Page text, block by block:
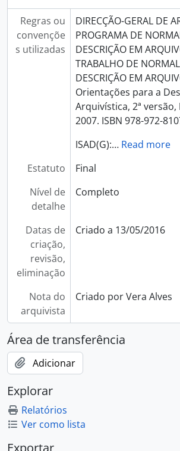
Regras ou
convençõe
s utilizadas
DIRECÇÃO-GERAL DE
PROGRAMA DE
DESCRIÇÃO EM
TRABALHO DE
DESCRIÇÃO EM
Orientações para a
Arquivística, 2ª versão,
2007. ISBN 978-972-
ISAD(G):… Read more
Estatuto
Final
Nível de
detalhe
Completo
Datas de
criação,
revisão,
eliminação
Criado a 13/05/2016
Nota do
arquivista
Criado por Vera Alves
Área de transferência
Adicionar
Explorar
Relatórios
Ver como lista
Exportar